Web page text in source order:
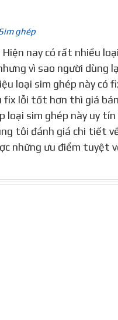
ghép
nay có rất nhiều
vì sao người dùng
loại sim ghép này có
fix lỗi tốt hơn thì giá
loại sim ghép này uy
tôi đánh giá chi tiết
những ưu điểm tuyệt